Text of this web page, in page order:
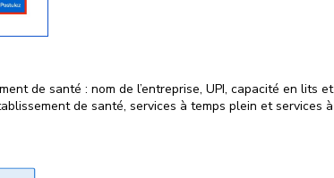
de santé : nom de l’entreprise, UPI, capacité en lits et
de santé, services à temps plein et services à